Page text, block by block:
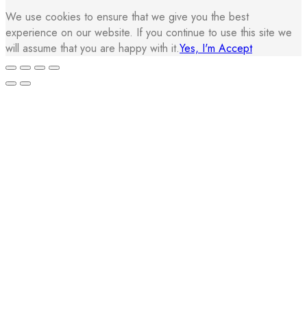
We use cookies to ensure that we give you the best
experience on our website. If you continue to use this site we
will assume that you are happy with it.Yes, I'm Accept